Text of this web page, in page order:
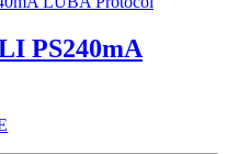
PS240mA